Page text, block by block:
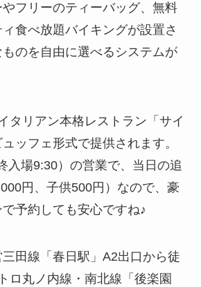
フリーのティーバッグ、無料
食べ放題バイキングが設置さ
のを自由に選べるシステムが
タリアン本格レストラン「サイ
ッフェ形式で提供されます。
入場9:30）の営業で、当日の追
円、子供500円）なので、豪
予約しても安心ですね♪
田線「春日駅」A2出口から徒
ロ丸ノ内線・南北線「後楽園